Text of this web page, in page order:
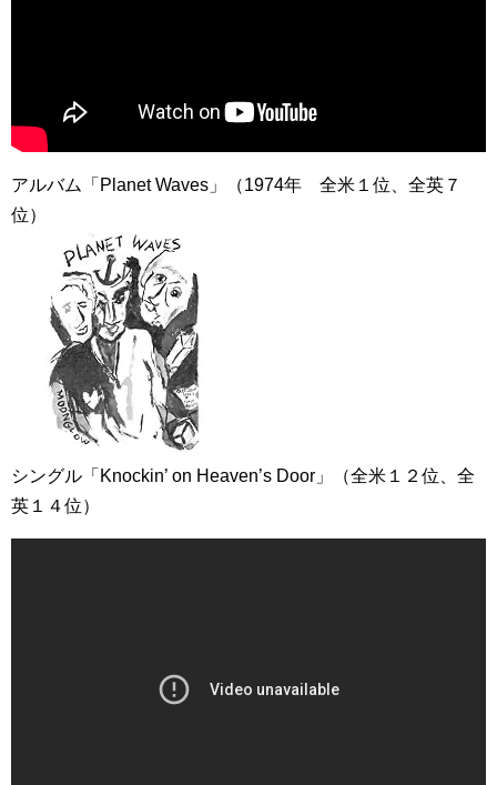
アルバム「Planet Waves」（1974年 全米１位、全英７
位）
シングル「Knockin’ on Heaven’s Door」（全米１２位、全
英１４位）